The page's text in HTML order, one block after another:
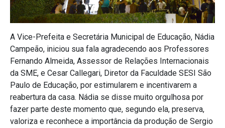
A Vice-Prefeita e Secretária Municipal de Educação, Nádia
Campeão, iniciou sua fala agradecendo aos Professores
Fernando Almeida, Assessor de Relações Internacionais
da SME, e Cesar Callegari, Diretor da Faculdade SESI São
Paulo de Educação, por estimularem e incentivarem a
reabertura da casa. Nádia se disse muito orgulhosa por
fazer parte deste momento que, segundo ela, preserva,
valoriza e reconhece a importância da produção de Sergio